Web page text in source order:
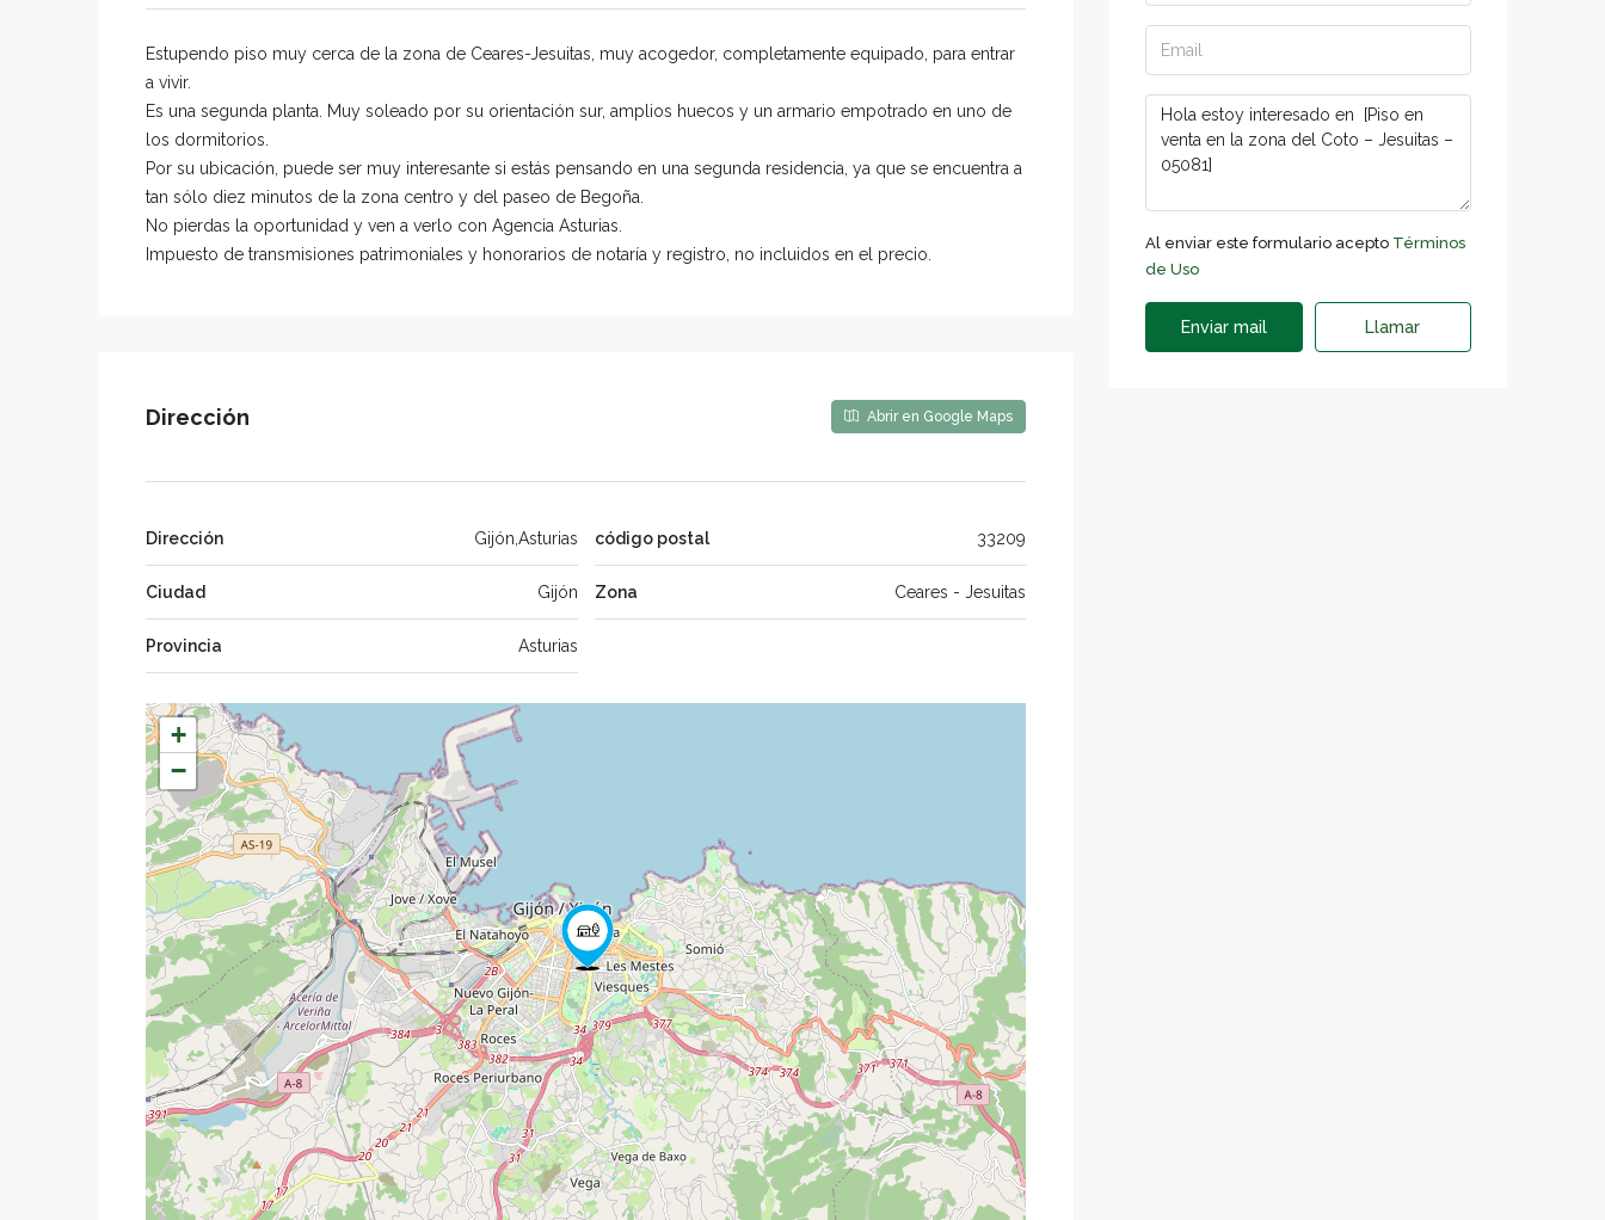
Estupendo piso muy cerca de la zona de Ceares-Jesuitas, muy acogedor, completamente equipado, para entrar
a vivir.
Es una segunda planta. Muy soleado por su orientación sur, amplios huecos y un armario empotrado en uno de
los dormitorios.
Por su ubicación, puede ser muy interesante si estás pensando en una segunda residencia, ya que se encuentra a
tan sólo diez minutos de la zona centro y del paseo de Begoña.
No pierdas la oportunidad y ven a verlo con Agencia Asturias.
Impuesto de transmisiones patrimoniales y honorarios de notaría y registro, no incluidos en el precio.
Dirección Abrir en Google Maps
Dirección Gijón,Asturias
Ciudad Gijón
Provincia Asturias
código postal 33209
Zona Ceares - Jesuitas
+
−
Al enviar este formulario acepto Términos
de Uso
Enviar mail Llamar